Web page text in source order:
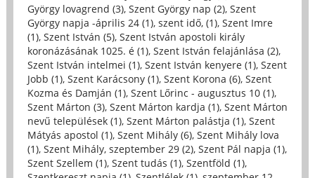
György lovagrend (3), Szent György nap (2), Szent
György napja -április 24 (1), szent idő, (1), Szent Imre
(1), Szent István (5), Szent István apostoli király
koronázásának 1025. é (1), Szent István felajánlása (2),
Szent István intelmei (1), Szent István kenyere (1), Szent
Jobb (1), Szent Karácsony (1), Szent Korona (6), Szent
Kozma és Damján (1), Szent Lőrinc - augusztus 10 (1),
Szent Márton (3), Szent Márton kardja (1), Szent Márton
nevű települések (1), Szent Márton palástja (1), Szent
Mátyás apostol (1), Szent Mihály (6), Szent Mihály lova
(1), Szent Mihály, szeptember 29 (2), Szent Pál napja (1),
Szent Szellem (1), Szent tudás (1), Szentföld (1),